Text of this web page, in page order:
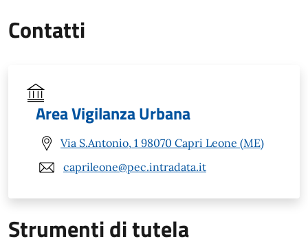
Contatti
Area Vigilanza Urbana
Via S.Antonio, 1 98070 Capri Leone (ME)
caprileone@pec.intradata.it
Strumenti di tutela